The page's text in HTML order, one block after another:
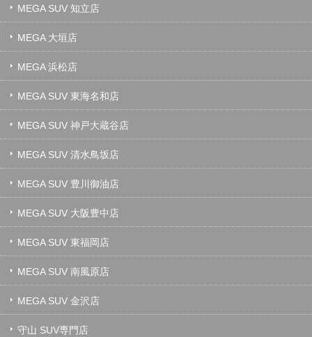
MEGA SUV 知立店
MEGA 大垣店
MEGA 浜松店
MEGA SUV 東海名和店
MEGA SUV 神戸大蔵谷店
MEGA SUV 清水鳥坂店
MEGA SUV 豊川御油店
MEGA SUV 大阪豊中店
MEGA SUV 東福岡店
MEGA SUV 南風原店
MEGA SUV 金沢店
守山 SUV専門店